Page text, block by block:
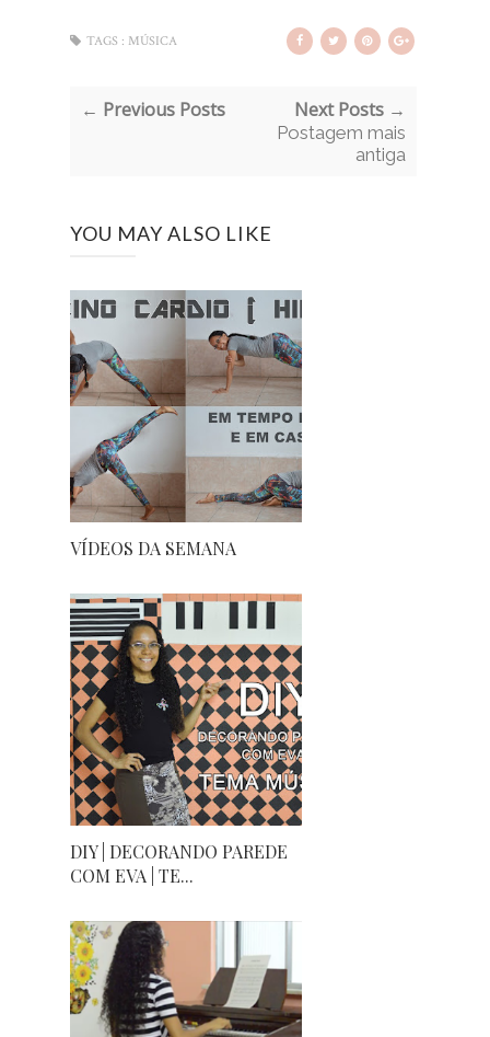
TAGS : MÚSICA
← Previous Posts Next Posts →
Postagem mais
antiga
YOU MAY ALSO LIKE
VÍDEOS DA SEMANA
DIY | DECORANDO PAREDE
COM EVA | TE...